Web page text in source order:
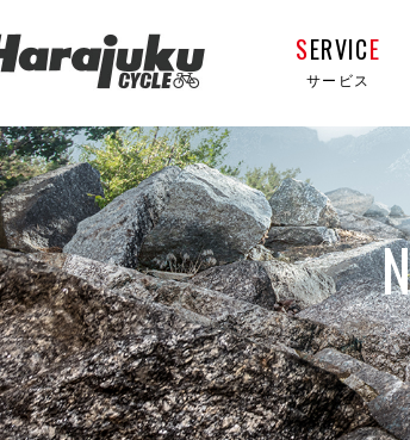
SERVICE
サービス